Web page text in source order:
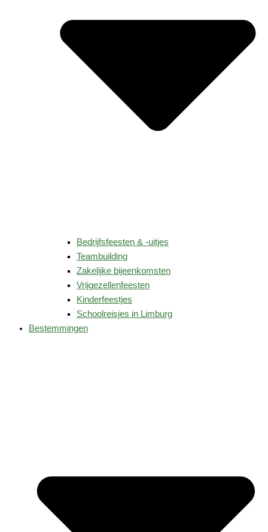
Bedrijfsfeesten & -uitjes
Teambuilding
Zakelijke bijeenkomsten
Vrijgezellenfeesten
Kinderfeestjes
Schoolreisjes in Limburg
Bestemmingen